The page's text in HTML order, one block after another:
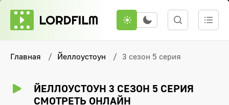
Главная Йеллоустоун 3 сезон 5 серия
ЙЕЛЛОУСТОУН 3 СЕЗОН 5 СЕРИЯ
СМОТРЕТЬ ОНЛАЙН